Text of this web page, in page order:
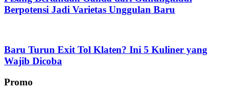
Berpotensi Jadi Varietas Unggulan Baru
Baru Turun Exit Tol Klaten? Ini 5 Kuliner yang
Wajib Dicoba
Promo